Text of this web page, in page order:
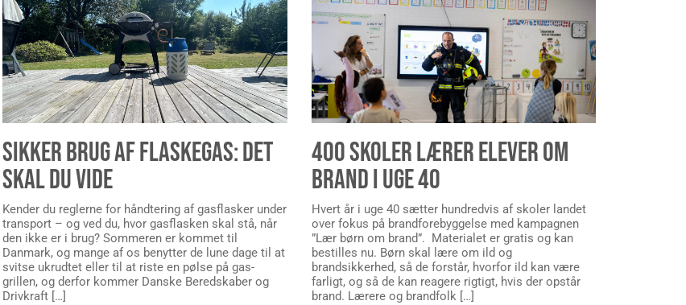
SIKKER BRUG AF FLASKEGAS: DET
SKAL DU VIDE
Kender du reglerne for håndtering af gasflasker under
transport – og ved du, hvor gasflasken skal stå, når
den ikke er i brug? Sommeren er kommet til
Danmark, og mange af os benytter de lune dage til at
svitse ukrudtet eller til at riste en pølse på gas-
grillen, og derfor kommer Danske Beredskaber og
Drivkraft […]
400 SKOLER LÆRER ELEVER OM
BRAND I UGE 40
Hvert år i uge 40 sætter hundredvis af skoler landet
over fokus på brandforebyggelse med kampagnen
”Lær børn om brand”. Materialet er gratis og kan
bestilles nu. Børn skal lære om ild og
brandsikkerhed, så de forstår, hvorfor ild kan være
farligt, og så de kan reagere rigtigt, hvis der opstår
brand. Lærere og brandfolk […]